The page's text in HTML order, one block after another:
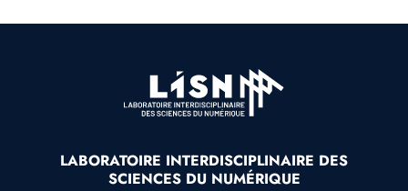
LABORATOIRE INTERDISCIPLINAIRE DES
SCIENCES DU NUMÉRIQUE